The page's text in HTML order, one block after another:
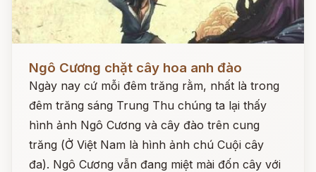
Ngô Cương chặt cây hoa anh đào
Ngày nay cứ mỗi đêm trăng rằm, nhất là trong
đêm trăng sáng Trung Thu chúng ta lại thấy
hình ảnh Ngô Cương và cây đào trên cung
trăng (Ở Việt Nam là hình ảnh chú Cuội cây
đa). Ngô Cương vẫn đang miệt mài đốn cây với